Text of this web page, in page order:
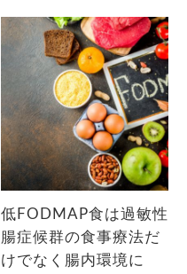
低FODMAP食は過敏性
腸症候群の食事療法だ
けでなく腸内環境に